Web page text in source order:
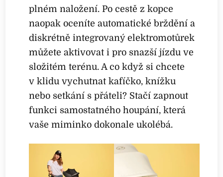
plném naložení. Po cestě z kopce
naopak oceníte automatické brždění a
diskrétně integrovaný elektromotůrek
můžete aktivovat i pro snazší jízdu ve
složitém terénu. A co když si chcete
v klidu vychutnat kafíčko, knížku
nebo setkání s přáteli? Stačí zapnout
funkci samostatného houpání, která
vaše miminko dokonale ukolébá.